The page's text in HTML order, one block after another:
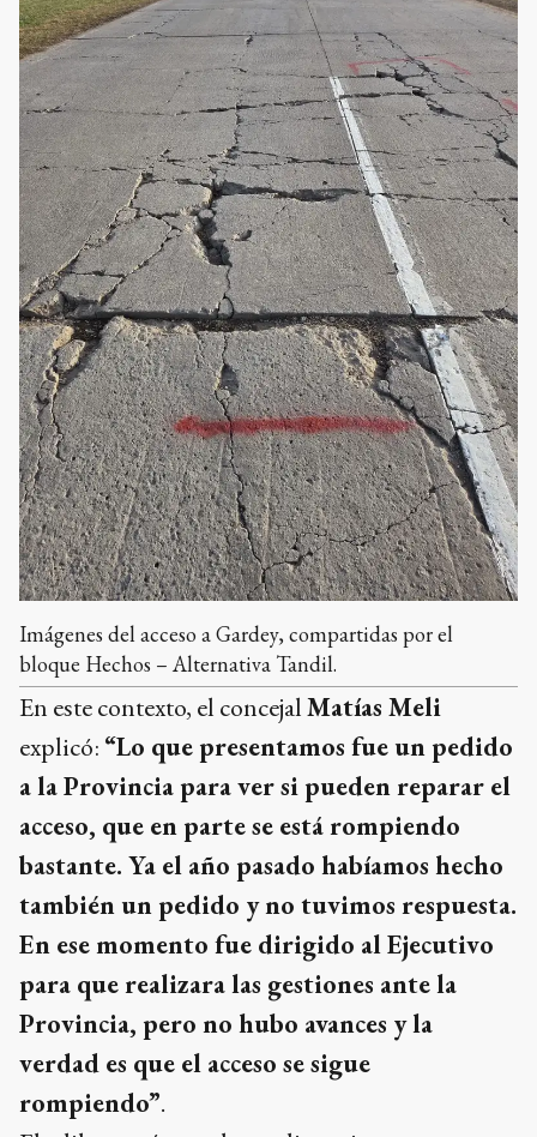
Imágenes del acceso a Gardey, compartidas por el
bloque Hechos – Alternativa Tandil.
En este contexto, el concejalMatías Meli
explicó: “Lo que presentamos fue un pedido
a la Provincia para ver si pueden reparar el
acceso, que en parte se está rompiendo
bastante. Ya el año pasado habíamos hecho
también un pedido y no tuvimos respuesta.
En ese momento fue dirigido al Ejecutivo
para que realizara las gestiones ante la
Provincia, pero no hubo avances y la
verdad es que el acceso se sigue
rompiendo”.